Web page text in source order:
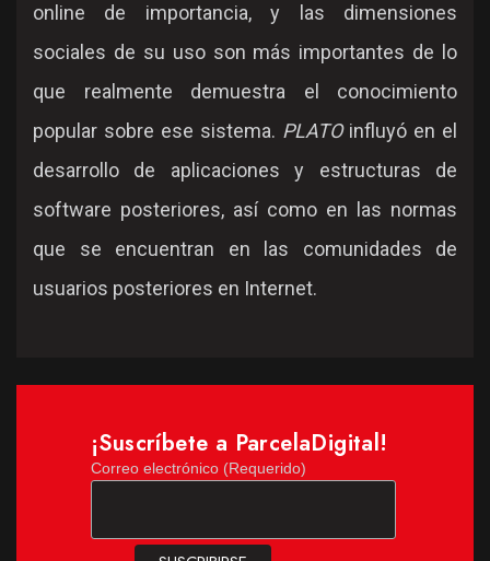
online de importancia, y las dimensiones
sociales de su uso son más importantes de lo
que realmente demuestra el conocimiento
popular sobre ese sistema. PLATOinfluyó en el
desarrollo de aplicaciones y estructuras de
software posteriores, así como en las normas
que se encuentran en las comunidades de
usuarios posteriores en Internet.
¡Suscríbete a ParcelaDigital!
Correo electrónico (Requerido)